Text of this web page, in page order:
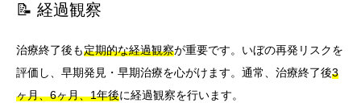
📝 経過観察
治療終了後も定期的な経過観察が重要です。いぼの再発リスクを
評価し、早期発見・早期治療を心がけます。通常、治療終了後3
ヶ月、6ヶ月、1年後に経過観察を行います。